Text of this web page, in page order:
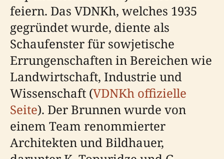
feiern. Das VDNKh, welches 1935
gegründet wurde, diente als
Schaufenster für sowjetische
Errungenschaften in Bereichen wie
Landwirtschaft, Industrie und
Wissenschaft (VDNKh offizielle
Seite). Der Brunnen wurde von
einem Team renommierter
Architekten und Bildhauer,